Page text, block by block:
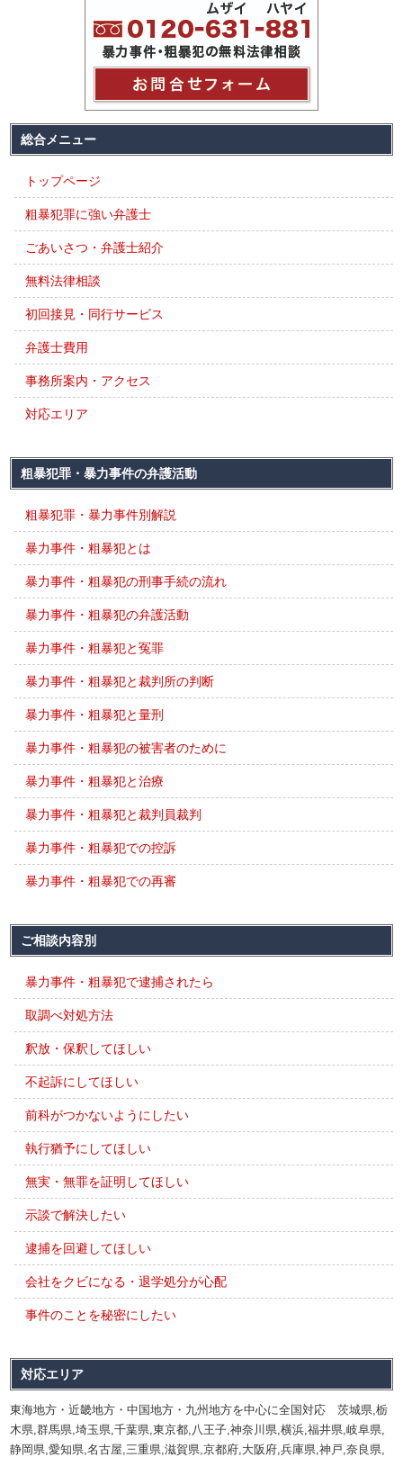
総合メニュー
トップページ
粗暴犯罪に強い弁護士
ごあいさつ・弁護士紹介
無料法律相談
初回接見・同行サービス
弁護士費用
事務所案内・アクセス
対応エリア
粗暴犯罪・暴力事件の弁護活動
粗暴犯罪・暴力事件別解説
暴力事件・粗暴犯とは
暴力事件・粗暴犯の刑事手続の流れ
暴力事件・粗暴犯の弁護活動
暴力事件・粗暴犯と冤罪
暴力事件・粗暴犯と裁判所の判断
暴力事件・粗暴犯と量刑
暴力事件・粗暴犯の被害者のために
暴力事件・粗暴犯と治療
暴力事件・粗暴犯と裁判員裁判
暴力事件・粗暴犯での控訴
暴力事件・粗暴犯での再審
ご相談内容別
暴力事件・粗暴犯で逮捕されたら
取調べ対処方法
釈放・保釈してほしい
不起訴にしてほしい
前科がつかないようにしたい
執行猶予にしてほしい
無実・無罪を証明してほしい
示談で解決したい
逮捕を回避してほしい
会社をクビになる・退学処分が心配
事件のことを秘密にしたい
対応エリア
東海地方・近畿地方・中国地方・九州地方を中心に全国対応 茨城県,栃
木県,群馬県,埼玉県,千葉県,東京都,八王子,神奈川県,横浜,福井県,岐阜県,
静岡県,愛知県,名古屋,三重県,滋賀県,京都府,大阪府,兵庫県,神戸,奈良県,